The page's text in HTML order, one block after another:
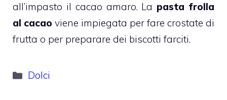
all’impasto il cacao amaro. La pasta frolla
al cacao viene impiegata per fare crostate di
frutta o per preparare dei biscotti farciti.
Categorie
Dolci